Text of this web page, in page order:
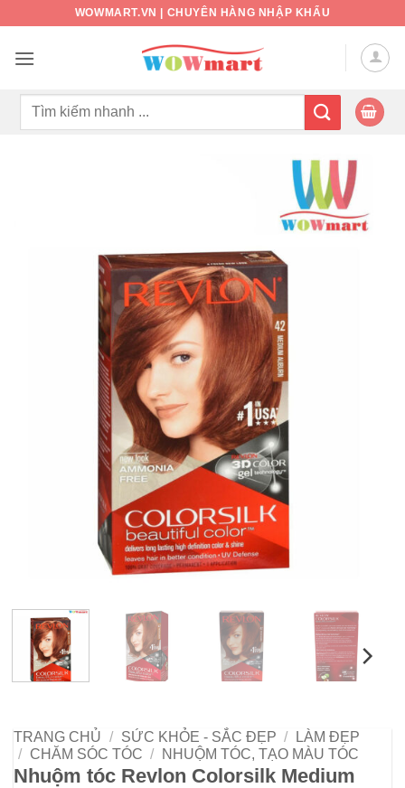
nội
WOWMART.VN | CHUYÊN HÀNG NHẬP KHẨU
Tìm
TRANG CHỦ / SỨC KHỎE - SẮC ĐẸP /
LÀM ĐẸP
/
CHĂM SÓC TÓC / NHUỘM TÓC, TẠO MÀU TÓC
Nhuộm tóc Revlon Colorsilk Medium